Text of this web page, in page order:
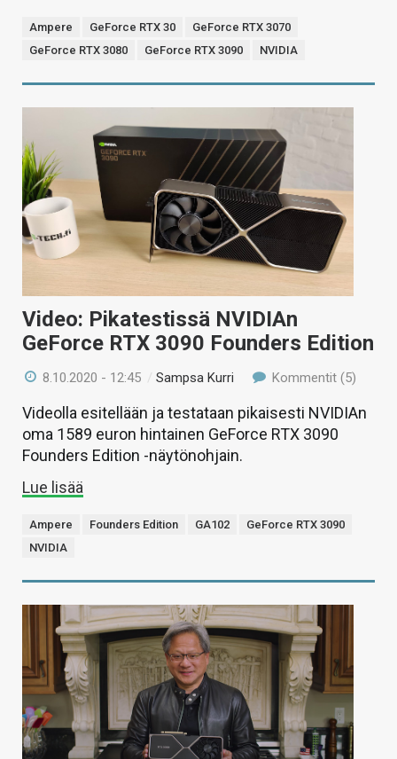
Ampere GeForce RTX 30
GeForce RTX 3070
GeForce RTX 3080
GeForce RTX 3090 NVIDIA
Video: Pikatestissä NVIDIAn
GeForce RTX 3090 Founders Edition
8.10.2020 - 12:45 /Sampsa Kurri Kommentit (5)
Videolla esitellään ja testataan pikaisesti NVIDIAn
oma 1589 euron hintainen GeForce RTX 3090
Founders Edition -näytönohjain.
Lue lisää
Ampere Founders Edition GA102
GeForce RTX 3090
NVIDIA